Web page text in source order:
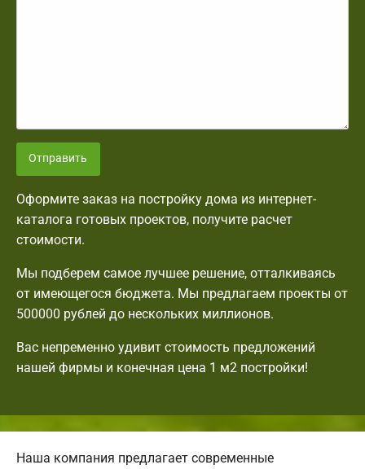
Отправить
Оформите заказ на постройку дома из интернет-
каталога готовых проектов, получите расчет
стоимости.
Мы подберем самое лучшее решение, отталкиваясь
от имеющегося бюджета. Мы предлагаем проекты от
500000 рублей до нескольких миллионов.
Вас непременно удивит стоимость предложений
нашей фирмы и конечная цена 1 м2 постройки!
Наша компания предлагает современные